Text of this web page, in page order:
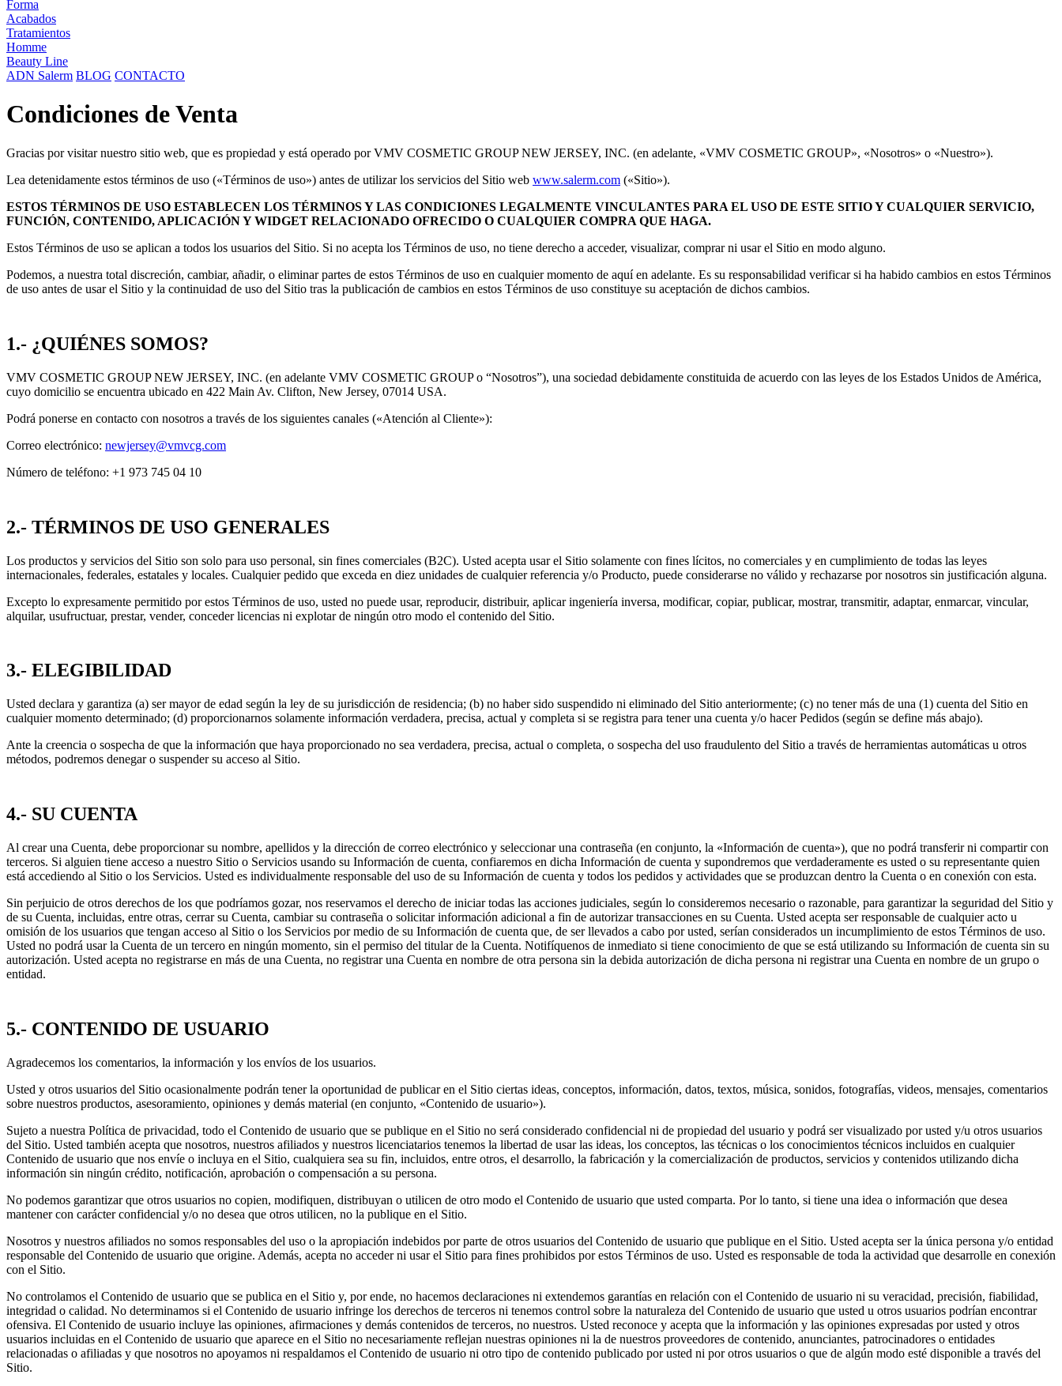
Forma
Acabados
Tratamientos
Homme
Beauty Line
ADN Salerm BLOG CONTACTO
Condiciones de Venta
Gracias por visitar nuestro sitio web, que es propiedad y está operado por VMV COSMETIC GROUP NEW JERSEY, INC. (en adelante, «VMV COSMETIC GROUP», «Nosotros» o «Nuestro»).
Lea detenidamente estos términos de uso («Términos de uso») antes de utilizar los servicios del Sitio web www.salerm.com («Sitio»).
ESTOS TÉRMINOS DE USO ESTABLECEN LOS TÉRMINOS Y LAS CONDICIONES LEGALMENTE VINCULANTES PARA EL USO DE ESTE SITIO Y CUALQUIER SERVICIO,
FUNCIÓN, CONTENIDO, APLICACIÓN Y WIDGET RELACIONADO OFRECIDO O CUALQUIER COMPRA QUE HAGA.
Estos Términos de uso se aplican a todos los usuarios del Sitio. Si no acepta los Términos de uso, no tiene derecho a acceder, visualizar, comprar ni usar el Sitio en modo alguno.
Podemos, a nuestra total discreción, cambiar, añadir, o eliminar partes de estos Términos de uso en cualquier momento de aquí en adelante. Es su responsabilidad verificar si ha habido cambios en estos Términos
de uso antes de usar el Sitio y la continuidad de uso del Sitio tras la publicación de cambios en estos Términos de uso constituye su aceptación de dichos cambios.
1.- ¿QUIÉNES SOMOS?
VMV COSMETIC GROUP NEW JERSEY, INC. (en adelante VMV COSMETIC GROUP o “Nosotros”), una sociedad debidamente constituida de acuerdo con las leyes de los Estados Unidos de América,
cuyo domicilio se encuentra ubicado en 422 Main Av. Clifton, New Jersey, 07014 USA.
Podrá ponerse en contacto con nosotros a través de los siguientes canales («Atención al Cliente»):
Correo electrónico: newjersey@vmvcg.com
Número de teléfono: +1 973 745 04 10
2.- TÉRMINOS DE USO GENERALES
Los productos y servicios del Sitio son solo para uso personal, sin fines comerciales (B2C). Usted acepta usar el Sitio solamente con fines lícitos, no comerciales y en cumplimiento de todas las leyes
internacionales, federales, estatales y locales. Cualquier pedido que exceda en diez unidades de cualquier referencia y/o Producto, puede considerarse no válido y rechazarse por nosotros sin justificación alguna.
Excepto lo expresamente permitido por estos Términos de uso, usted no puede usar, reproducir, distribuir, aplicar ingeniería inversa, modificar, copiar, publicar, mostrar, transmitir, adaptar, enmarcar, vincular,
alquilar, usufructuar, prestar, vender, conceder licencias ni explotar de ningún otro modo el contenido del Sitio.
3.- ELEGIBILIDAD
Usted declara y garantiza (a) ser mayor de edad según la ley de su jurisdicción de residencia; (b) no haber sido suspendido ni eliminado del Sitio anteriormente; (c) no tener más de una (1) cuenta del Sitio en
cualquier momento determinado; (d) proporcionarnos solamente información verdadera, precisa, actual y completa si se registra para tener una cuenta y/o hacer Pedidos (según se define más abajo).
Ante la creencia o sospecha de que la información que haya proporcionado no sea verdadera, precisa, actual o completa, o sospecha del uso fraudulento del Sitio a través de herramientas automáticas u otros
métodos, podremos denegar o suspender su acceso al Sitio.
4.- SU CUENTA
Al crear una Cuenta, debe proporcionar su nombre, apellidos y la dirección de correo electrónico y seleccionar una contraseña (en conjunto, la «Información de cuenta»), que no podrá transferir ni compartir con
terceros. Si alguien tiene acceso a nuestro Sitio o Servicios usando su Información de cuenta, confiaremos en dicha Información de cuenta y supondremos que verdaderamente es usted o su representante quien
está accediendo al Sitio o los Servicios. Usted es individualmente responsable del uso de su Información de cuenta y todos los pedidos y actividades que se produzcan dentro la Cuenta o en conexión con esta.
Sin perjuicio de otros derechos de los que podríamos gozar, nos reservamos el derecho de iniciar todas las acciones judiciales, según lo consideremos necesario o razonable, para garantizar la seguridad del Sitio y
de su Cuenta, incluidas, entre otras, cerrar su Cuenta, cambiar su contraseña o solicitar información adicional a fin de autorizar transacciones en su Cuenta. Usted acepta ser responsable de cualquier acto u
omisión de los usuarios que tengan acceso al Sitio o los Servicios por medio de su Información de cuenta que, de ser llevados a cabo por usted, serían considerados un incumplimiento de estos Términos de uso.
Usted no podrá usar la Cuenta de un tercero en ningún momento, sin el permiso del titular de la Cuenta. Notifíquenos de inmediato si tiene conocimiento de que se está utilizando su Información de cuenta sin su
autorización. Usted acepta no registrarse en más de una Cuenta, no registrar una Cuenta en nombre de otra persona sin la debida autorización de dicha persona ni registrar una Cuenta en nombre de un grupo o
entidad.
5.- CONTENIDO DE USUARIO
Agradecemos los comentarios, la información y los envíos de los usuarios.
Usted y otros usuarios del Sitio ocasionalmente podrán tener la oportunidad de publicar en el Sitio ciertas ideas, conceptos, información, datos, textos, música, sonidos, fotografías, videos, mensajes, comentarios
sobre nuestros productos, asesoramiento, opiniones y demás material (en conjunto, «Contenido de usuario»).
Sujeto a nuestra Política de privacidad, todo el Contenido de usuario que se publique en el Sitio no será considerado confidencial ni de propiedad del usuario y podrá ser visualizado por usted y/u otros usuarios
del Sitio. Usted también acepta que nosotros, nuestros afiliados y nuestros licenciatarios tenemos la libertad de usar las ideas, los conceptos, las técnicas o los conocimientos técnicos incluidos en cualquier
Contenido de usuario que nos envíe o incluya en el Sitio, cualquiera sea su fin, incluidos, entre otros, el desarrollo, la fabricación y la comercialización de productos, servicios y contenidos utilizando dicha
información sin ningún crédito, notificación, aprobación o compensación a su persona.
No podemos garantizar que otros usuarios no copien, modifiquen, distribuyan o utilicen de otro modo el Contenido de usuario que usted comparta. Por lo tanto, si tiene una idea o información que desea
mantener con carácter confidencial y/o no desea que otros utilicen, no la publique en el Sitio.
Nosotros y nuestros afiliados no somos responsables del uso o la apropiación indebidos por parte de otros usuarios del Contenido de usuario que publique en el Sitio. Usted acepta ser la única persona y/o entidad
responsable del Contenido de usuario que origine. Además, acepta no acceder ni usar el Sitio para fines prohibidos por estos Términos de uso. Usted es responsable de toda la actividad que desarrolle en conexión
con el Sitio.
No controlamos el Contenido de usuario que se publica en el Sitio y, por ende, no hacemos declaraciones ni extendemos garantías en relación con el Contenido de usuario ni su veracidad, precisión, fiabilidad,
integridad o calidad. No determinamos si el Contenido de usuario infringe los derechos de terceros ni tenemos control sobre la naturaleza del Contenido de usuario que usted u otros usuarios podrían encontrar
ofensiva. El Contenido de usuario incluye las opiniones, afirmaciones y demás contenidos de terceros, no nuestros. Usted reconoce y acepta que la información y las opiniones expresadas por usted y otros
usuarios incluidas en el Contenido de usuario que aparece en el Sitio no necesariamente reflejan nuestras opiniones ni la de nuestros proveedores de contenido, anunciantes, patrocinadores o entidades
relacionadas o afiliadas y que nosotros no apoyamos ni respaldamos el Contenido de usuario ni otro tipo de contenido publicado por usted ni por otros usuarios o que de algún modo esté disponible a través del
Sitio.